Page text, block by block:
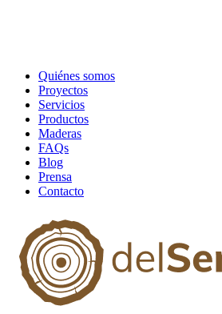
Quiénes somos
Proyectos
Servicios
Productos
Maderas
FAQs
Blog
Prensa
Contacto